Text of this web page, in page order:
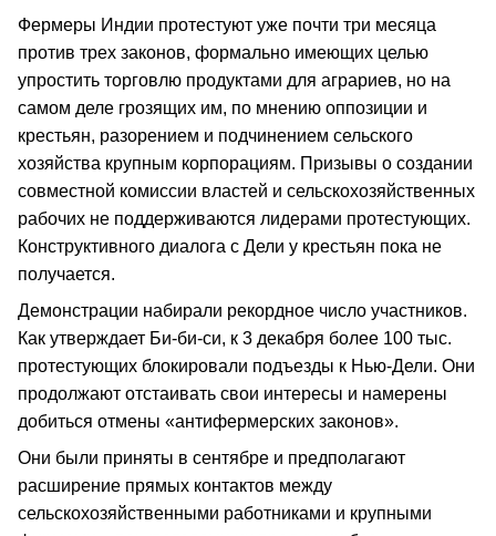
Фермеры Индии протестуют уже почти три месяца
против трех законов, формально имеющих целью
упростить торговлю продуктами для аграриев, но на
самом деле грозящих им, по мнению оппозиции и
крестьян, разорением и подчинением сельского
хозяйства крупным корпорациям. Призывы о создании
совместной комиссии властей и сельскохозяйственных
рабочих не поддерживаются лидерами протестующих.
Конструктивного диалога с Дели у крестьян пока не
получается.
Демонстрации набирали рекордное число участников.
Как утверждает Би-би-си, к 3 декабря более 100 тыс.
протестующих блокировали подъезды к Нью-Дели. Они
продолжают отстаивать свои интересы и намерены
добиться отмены «антифермерских законов».
Они были приняты в сентябре и предполагают
расширение прямых контактов между
сельскохозяйственными работниками и крупными